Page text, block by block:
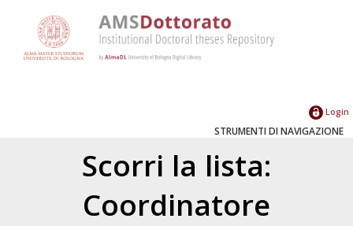
Login
STRUMENTI DI NAVIGAZIONE
Scorri la lista:
Coordinatore